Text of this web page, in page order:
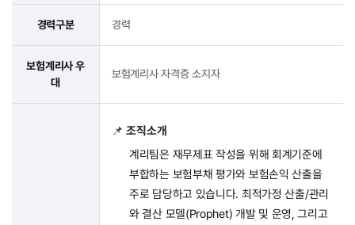
경력구분 경력
보험계리사 우
대
보험계리사 자격증 소지자
📌조직소개
계리팀은 ​재무제표 ​작성을 ​위해 회계기준에 ​
부합하는 보험부채 평가와 보험손익 ​산출을 ​
주로 담당하고 ​있습니다. 최적가정 산출/관리
와 ​결산 모델(Prophet) ​개발 ​및 운영, 그리고